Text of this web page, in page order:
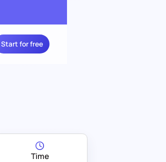
Start for free
Time